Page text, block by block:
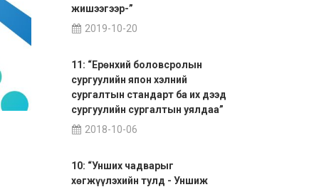
жишээгээр-”
2019-10-20
11: “Ерөнхий боловсролын
сургуулийн япон хэлний
сургалтын стандарт ба их дээд
сургуулийн сургалтын уялдаа”
2018-10-06
10: “Унших чадварыг
хөгжүүлэхийн тулд - Уншиж